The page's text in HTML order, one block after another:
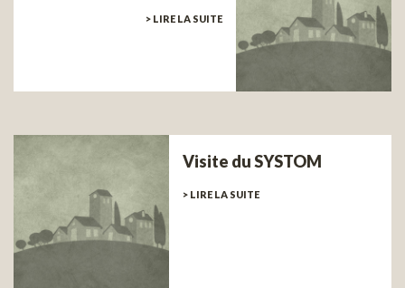
> LIRE LA SUITE
Visite du SYSTOM
> LIRE LA SUITE